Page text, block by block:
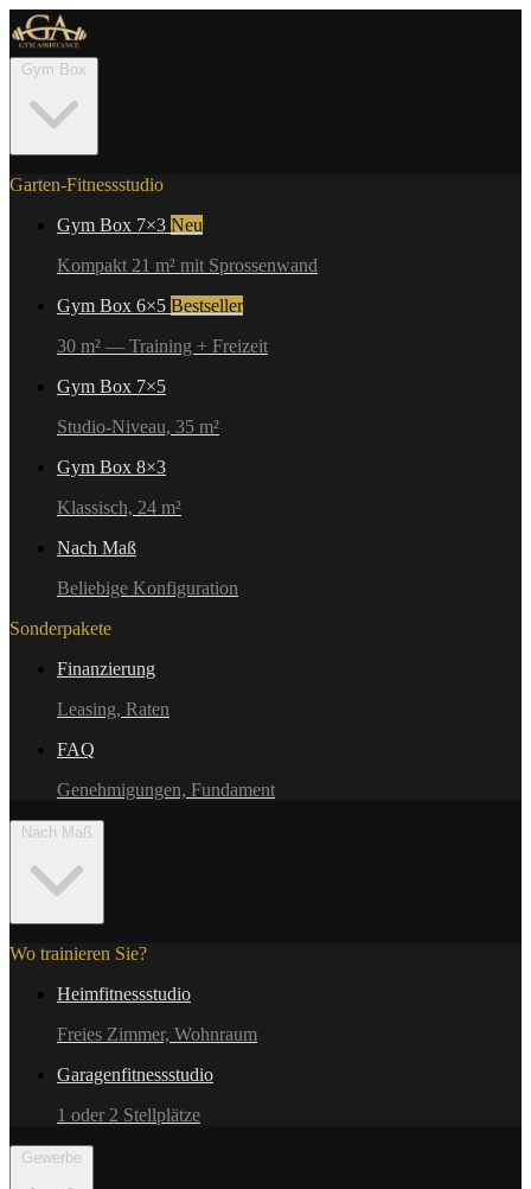
Garten-Fitnessstudio
Gym Box 7×3 Neu
Kompakt 21 m² mit Sprossenwand
Gym Box 6×5 Bestseller
30 m² — Training + Freizeit
Gym Box 7×5
Studio-Niveau, 35 m²
Gym Box 8×3
Klassisch, 24 m²
Nach Maß
Beliebige Konfiguration
Sonderpakete
Finanzierung
Leasing, Raten
FAQ
Genehmigungen, Fundament
Wo trainieren Sie?
Heimfitnessstudio
Freies Zimmer, Wohnraum
Garagenfitnessstudio
1 oder 2 Stellplätze